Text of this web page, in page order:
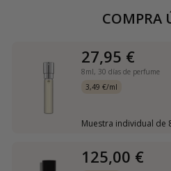
COMPRA
27,95 €
8ml, 30 días de perfume
3,49 €/ml
Muestra individual de
125,00 €